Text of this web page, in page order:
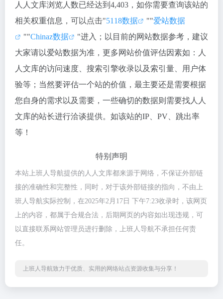
人人文库浏览人数已经达到4,403，如你需要查询该站的
相关权重信息，可以点击"5118数据 ""爱站数据
""Chinaz数据
"进入；以目前的网站数据参考，建议
大家请以爱站数据为准，更多网站价值评估因素如：人
人文库的访问速度、搜索引擎收录以及索引量、用户体
验等；当然要评估一个站的价值，最主要还是需要根据
您自身的需求以及需要，一些确切的数据则需要找人人
文库的站长进行洽谈提供。如该站的IP、PV、跳出率
等！
特别声明
本站上班人导航提供的人人文库都来源于网络，不保证外部链
接的准确性和完整性，同时，对于该外部链接的指向，不由上
班人导航实际控制，在2025年2月17日 下午7:23收录时，该网页
上的内容，都属于合规合法，后期网页的内容如出现违规，可
以直接联系网站管理员进行删除，上班人导航不承担任何责
任。
上班人导航致力于优质、实用的网络站点资源收集与分享！